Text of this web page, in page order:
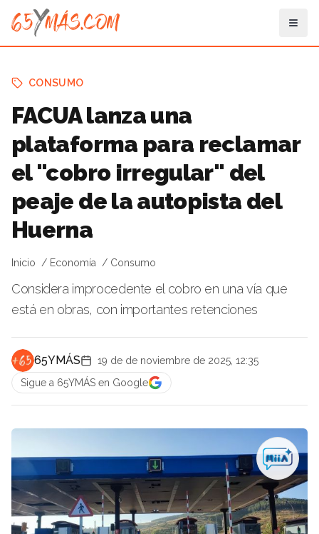
CONSUMO
FACUA lanza una
plataforma para reclamar
el "cobro irregular" del
peaje de la autopista del
Huerna
Inicio Economía Consumo
Considera improcedente el cobro en una vía que
está en obras, con importantes retenciones
65YMÁS
19 de de noviembre de 2025, 12:35
Sigue a 65YMÁS en Google